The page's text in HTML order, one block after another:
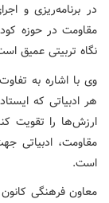
در برنامه‌ریزی و
مقاومت در حوزه
نگاه تربیتی عمیق
وی با اشاره به
هر ادبیاتی که
ارزش‌ها را تقویت
مقاومت، ادبیاتی
است.
معاون فرهنگی